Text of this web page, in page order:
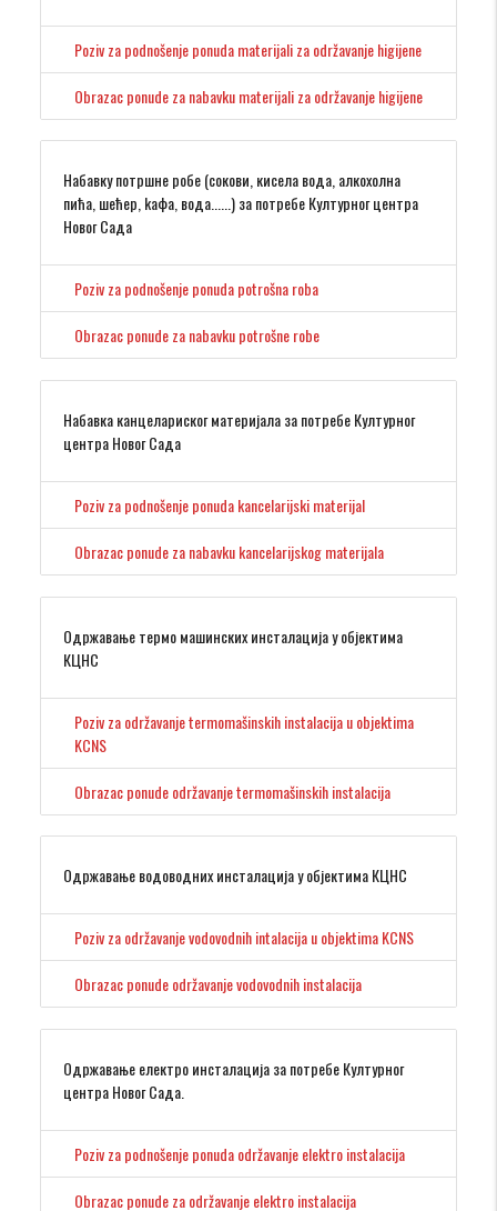
Poziv za podnošenje ponuda materijali za održavanje higijene
Obrazac ponude za nabavku materijali za održavanje higijene
Набавку потршне робе (сокови, кисела вода, алкохолна
пића, шећер, kафа, вода......) за потребе Културног центра
Новог Сада
Poziv za podnošenje ponuda potrošna roba
Obrazac ponude za nabavku potrošne robe
Набавка канцелариског материјала за потребе Културног
центра Новог Сада
Poziv za podnošenje ponuda kancelarijski materijal
Obrazac ponude za nabavku kancelarijskog materijala
Одржавање термо машинских инсталација у објектима
КЦНС
Poziv za održavanje termomašinskih instalacija u objektima
KCNS
Obrazac ponude održavanje termomašinskih instalacija
Одржавање водоводних инсталација у објектима КЦНС
Poziv za održavanje vodovodnih intalacija u objektima KCNS
Obrazac ponude održavanje vodovodnih instalacija
Одржавање електро инсталација за потребе Културног
центра Новог Сада.
Poziv za podnošenje ponuda održavanje elektro instalacija
Obrazac ponude za održavanje elektro instalacija